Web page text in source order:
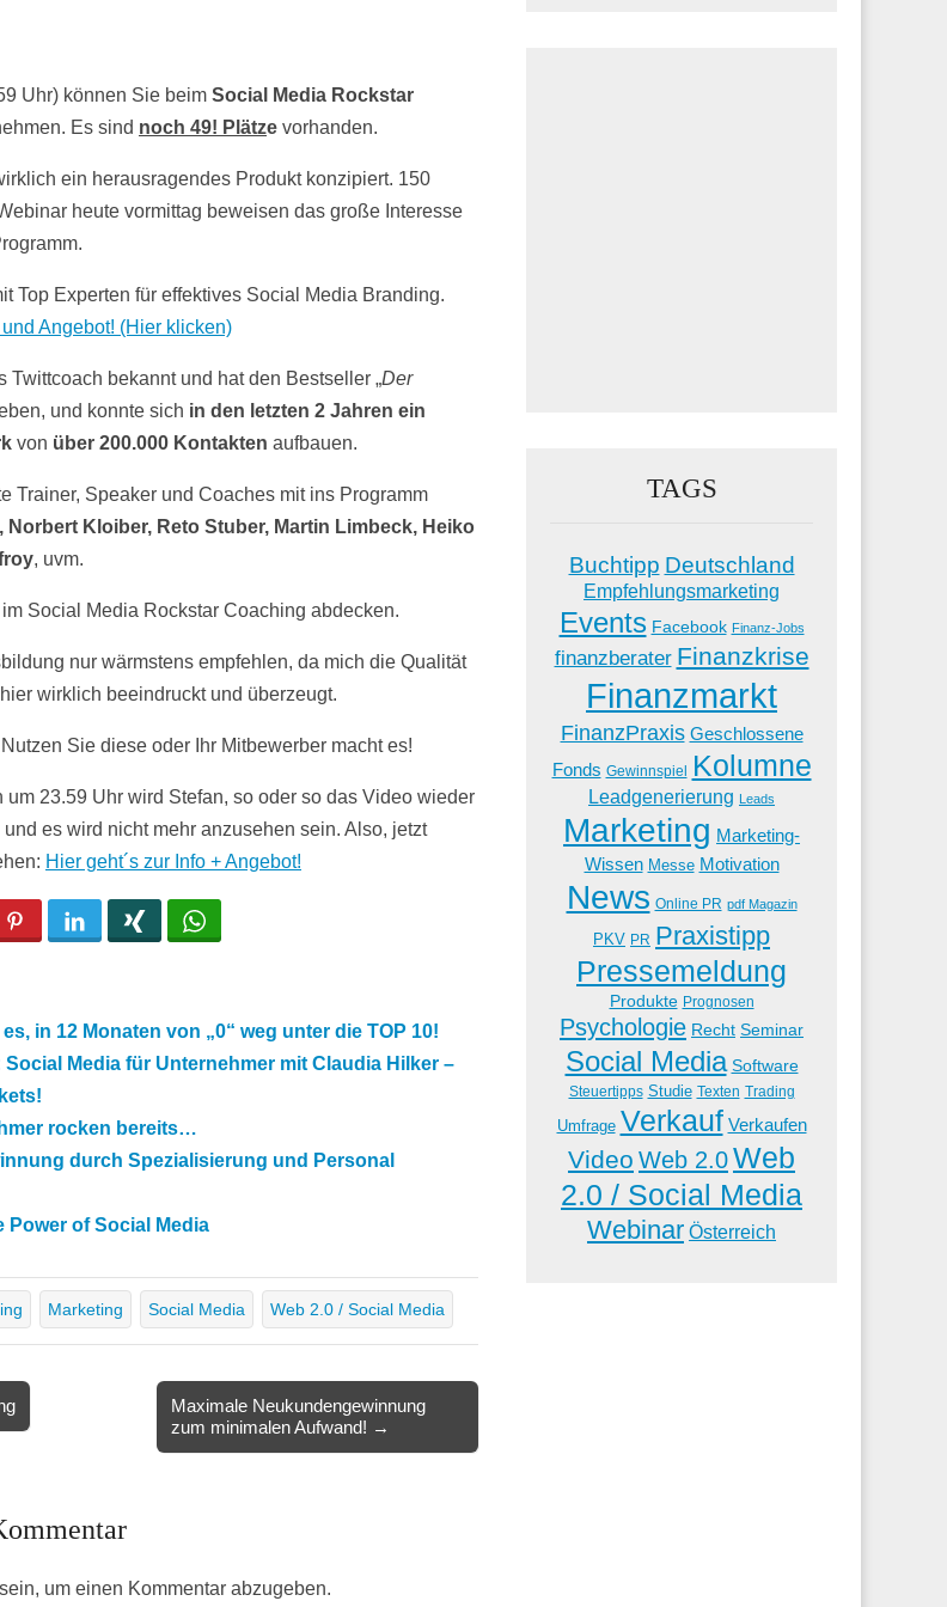
Uhr) können Sie beim Social Media Rockstar
Es sind noch 49! Plätze vorhanden.
ein herausragendes Produkt konzipiert. 150
heute vormittag beweisen das große Interesse
Top Experten für effektives Social Media Branding.
Angebot! (Hier klicken)
Twittcoach bekannt und hat den Bestseller „Der
und konnte sich in den letzten 2 Jahren ein
von über 200.000 Kontakten aufbauen.
Trainer, Speaker und Coaches mit ins Programm
Norbert Kloiber, Reto Stuber, Martin Limbeck, Heiko
, uvm.
Social Media Rockstar Coaching abdecken.
nur wärmstens empfehlen, da mich die Qualität
wirklich beeindruckt und überzeugt.
Sie diese oder Ihr Mitbewerber macht es!
um 23.59 Uhr wird Stefan, so oder so das Video wieder
es wird nicht mehr anzusehen sein. Also, jetzt
Hier geht´s zur Info + Angebot!
Pinterest LinkedIn
in 12 Monaten von „0“ weg unter die TOP 10!
Social Media für Unternehmer mit Claudia Hilker –
rocken bereits…
durch Spezialisierung und Personal
Power of Social Media
Marketing Social Media Web 2.0 / Social Media
Maximale Neukundengewinnung
zum minimalen Aufwand! →
um einen Kommentar abzugeben.
TAGS
Buchtipp Deutschland
Empfehlungsmarketing
Events Facebook Finanz-Jobs
finanzberater Finanzkrise
Finanzmarkt
FinanzPraxis Geschlossene
Fonds Gewinnspiel Kolumne
Leadgenerierung Leads
Marketing Marketing-
Wissen Messe Motivation
News Online PR pdf Magazin
PKV PR Praxistipp
Pressemeldung
Produkte Prognosen
Psychologie Recht Seminar
Social Media Software
Steuertipps Studie Texten Trading
Umfrage Verkauf Verkaufen
Video Web 2.0Web
2.0 / Social Media
Webinar Österreich